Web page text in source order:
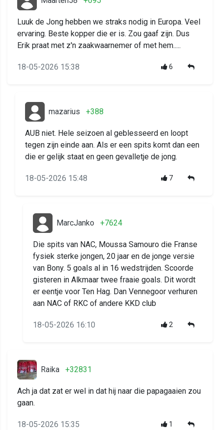
Luuk de Jong hebben we straks nodig in Europa. Veel
ervaring. Beste kopper die er is. Zou gaaf zijn. Dus
Erik praat met z'n zaakwaarnemer of met hem.....
18-05-2026 15:38 6
mazarius +388
AUB niet. Hele seizoen al geblesseerd en loopt
tegen zijn einde aan. Als er een spits komt dan een
die er gelijk staat en geen gevalletje de jong.
18-05-2026 15:48 7
MarcJanko +7624
Die spits van NAC, Moussa Samouro die Franse
fysiek sterke jongen, 20 jaar en de jonge versie
van Bony. 5 goals al in 16 wedstrijden. Scoorde
gisteren in Alkmaar twee fraaie goals. Dit wordt
er eentje voor Ten Hag. Dan Vennegoor verhuren
aan NAC of RKC of andere KKD club
18-05-2026 16:10 2
Raika +32831
Ach ja dat zat er wel in dat hij naar die papagaaien zou
gaan.
18-05-2026 15:35 1